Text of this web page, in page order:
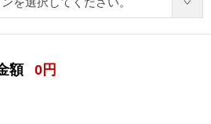
額 0 円